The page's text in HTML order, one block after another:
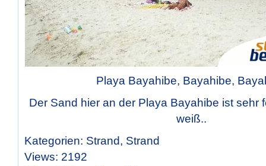
Playa Bayahibe, Bayahibe,
Der Sand hier an der Playa Bayahibe ist sehr
weiß..
Kategorien: Strand, Strand
Views: 2192